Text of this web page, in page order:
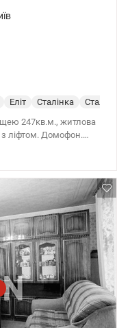
Еліт Сталінка
247кв.м., житлова
ліфтом. Домофон.
туалети, 1
3 та 3 м.кв.; - 2
будинку. -
4м.кв. - житлова
2. Діловий район
Гулівер, Арена Сіті
1077354